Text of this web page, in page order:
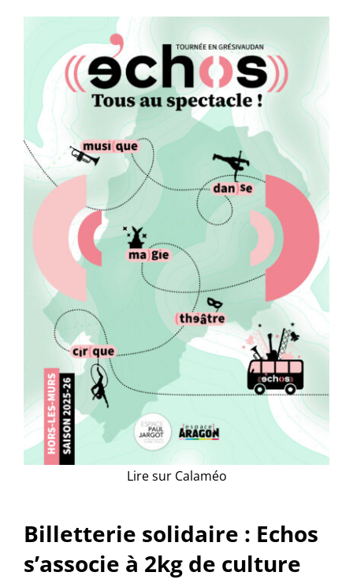
Lire sur Calaméo
Billetterie solidaire : Echos
s’associe à 2kg de culture